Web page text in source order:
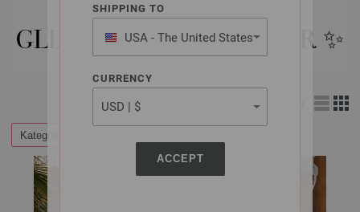
SHIPPING TO
USA - The United States
of America
CURRENCY
ACCEPT
MODELPAKKER
GLIMMER OG PAILLETTER ✨️
Kategorier